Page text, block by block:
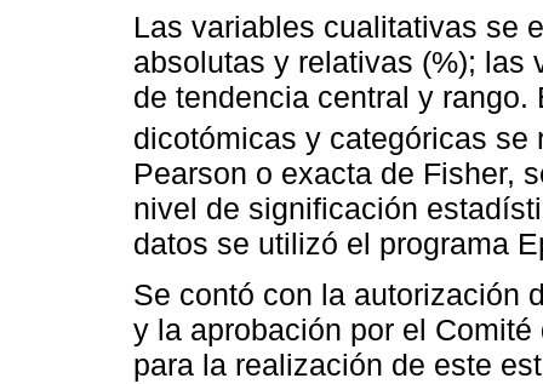
Las variables cualitativas se
absolutas y relativas (%); las
de tendencia central y
dicotómicas y categóricas se
Pearson o exacta de Fisher,
nivel de significación
datos se utilizó el programa
Se contó con la autorización
y la aprobación por el
para la realización de este